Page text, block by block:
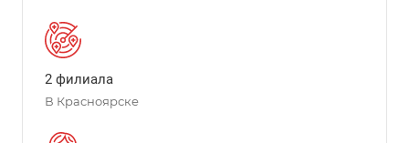
2 филиала
В Красноярске